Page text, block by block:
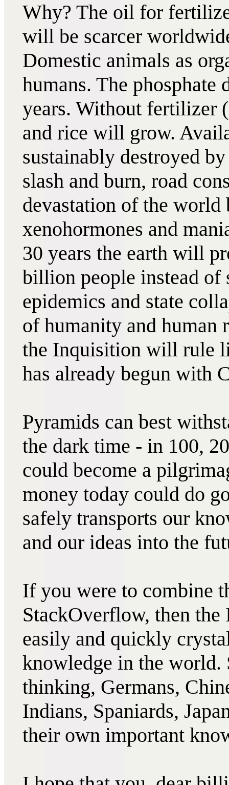
Why? The oil for
will be scarcer
Domestic animals as
humans. The
years. Without fertilizer
and rice will grow.
sustainably destroyed
slash and burn, road
devastation of the
xenohormones and
30 years the earth will
billion people instead of
epidemics and state
of humanity and human
the Inquisition will rule
has already begun with
Pyramids can best
the dark time - in 100,
could become a
money today could do
safely transports our
and our ideas into the
If you were to combine
StackOverflow, then
easily and quickly
knowledge in the world.
thinking, Germans,
Indians, Spaniards,
their own important